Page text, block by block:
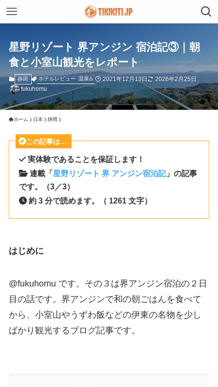
星野リゾート 界アンジン 宿泊記③｜朝
食と小室山観光をレポート
静岡 ホテルレビュー 温泉♨️ 2021年12月13日
2026年2月25日
fukuhomu
ホーム 日本 静岡
この記事は…
実体験であることを保証します！
連載「星野リゾート 界 アンジン宿泊記」の記事
です。（3／3）
約 3 分で読めます。（ 1261 文字）
はじめに
@fukuhomu です。その３は界アンジン宿泊の２日
目の話です。界アンジンで和の朝ごはんを食べて
から、小室山やうずわ飯などの伊東の名物を少し
ばかり観光するブログ記事です。